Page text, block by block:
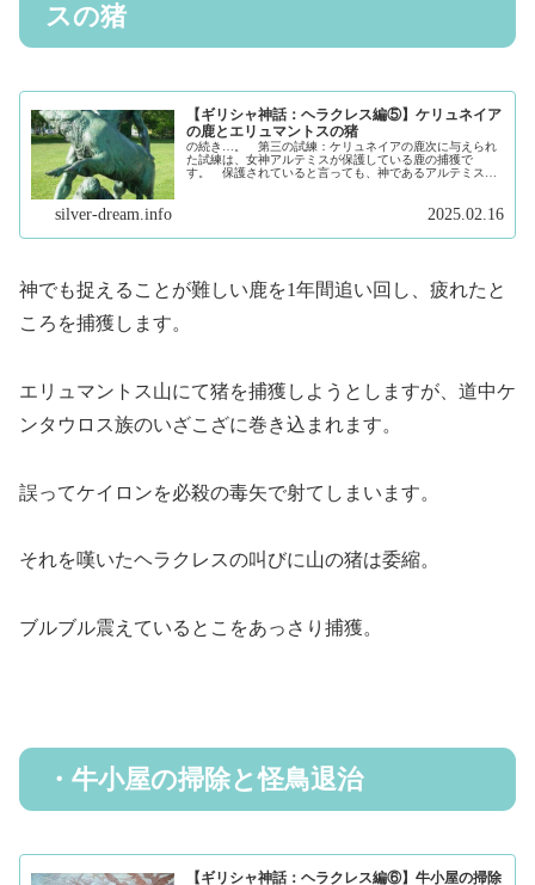
スの猪
【ギリシャ神話：ヘラクレス編⑤】ケリュネイア
の鹿とエリュマントスの猪
の続き…。 第三の試練：ケリュネイアの鹿次に与えられ
た試練は、女神アルテミスが保護している鹿の捕獲で
す。 保護されていると言っても、神であるアルテミス自
silver-dream.info 2025.02.16
神でも捉えることが難しい鹿を1年間追い回し、疲れたと
ころを捕獲します。
エリュマントス山にて猪を捕獲しようとしますが、道中ケ
ンタウロス族のいざこざに巻き込まれます。
誤ってケイロンを必殺の毒矢で射てしまいます。
それを嘆いたヘラクレスの叫びに山の猪は委縮。
ブルブル震えているとこをあっさり捕獲。
・牛小屋の掃除と怪鳥退治
【ギリシャ神話：ヘラクレス編⑥】牛小屋の掃除